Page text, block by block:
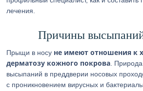
лечения.
Причины
Прыщи в носу не имеют отношения к
дерматозу кожного покрова .
высыпаний в преддверии носовых
с проникновением вирусных и